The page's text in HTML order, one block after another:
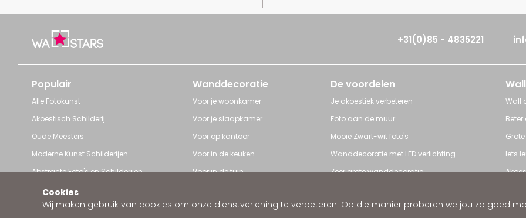
Cookies
Wij maken gebruik van cookies om onze dienstverlening te verbeteren. Op die manier proberen we jou zo goed
+31(0)85 - 4835221
Populair
Alle Fotokunst
Akoestisch Schilderij
Oude Meesters
Moderne Kunst Schilderijen
Abstracte Foto's en Schilderijen
Pop Art schilderijen
Art Frame van Wallstars
Wanddecoratie
Voor je woonkamer
Voor je slaapkamer
Voor op kantoor
Voor in de keuken
Voor in de tuin
Zakelijke wanddecoratie
De voordelen
Je akoestiek verbeteren
Foto aan de muur
Mooie Zwart-wit foto's
Wanddecoratie met LED verlichting
Zeer grote wanddecoratie
Wall
Iets